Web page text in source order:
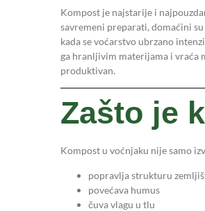
Kompost je najstarije i
savremeni preparati, domaćini
kada se voćarstvo ubrzano
ga hranljivim materijama i vraća
produktivan.
Zašto je
Kompost u voćnjaku nije samo
popravlja strukturu
povećava humus
čuva vlagu u tlu